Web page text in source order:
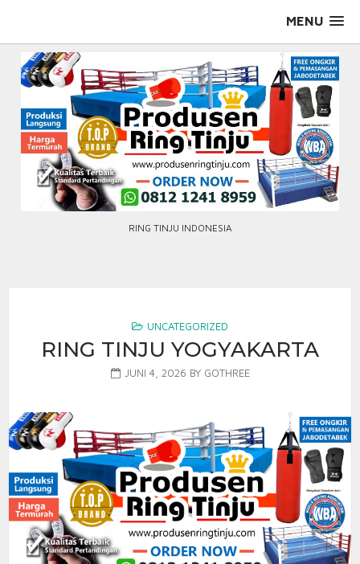
MENU
RING TINJU INDONESIA
UNCATEGORIZED
RING TINJU YOGYAKARTA
JUNI 4, 2026 BY GOTHREE